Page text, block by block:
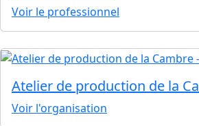
Voir le professionnel
Atelier de production de la
Voir l'organisation